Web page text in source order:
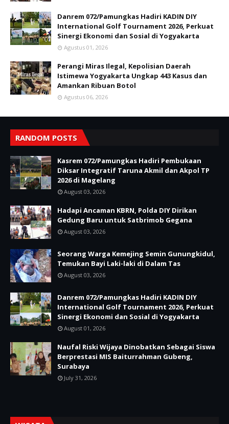
Danrem 072/Pamungkas Hadiri KADIN DIY
International Golf Tournament 2026, Perkuat
Sinergi Ekonomi dan Sosial di Yogyakarta
Agustus 01, 2026
Perangi Miras Ilegal, Kepolisian Daerah
Istimewa Yogyakarta Ungkap 443 Kasus dan
Amankan Ribuan Botol
Agustus 06, 2026
RANDOM POSTS
Kasrem 072/Pamungkas Hadiri Pembukaan
Diksar Integratif Taruna Akmil dan Akpol TP
2026 di Magelang
August 03, 2026
Hadapi Ancaman KBRN, Polda DIY Dirikan
Gedung Baru untuk Satbrimob Gegana
August 03, 2026
Seorang Warga Kemejing Semin Gunungkidul,
Temukan Bayi Laki-laki di Dalam Tas
August 03, 2026
Danrem 072/Pamungkas Hadiri KADIN DIY
International Golf Tournament 2026, Perkuat
Sinergi Ekonomi dan Sosial di Yogyakarta
August 01, 2026
Naufal Riski Wijaya Dinobatkan Sebagai Siswa
Berprestasi MIS Baiturrahman Gubeng,
Surabaya
July 31, 2026